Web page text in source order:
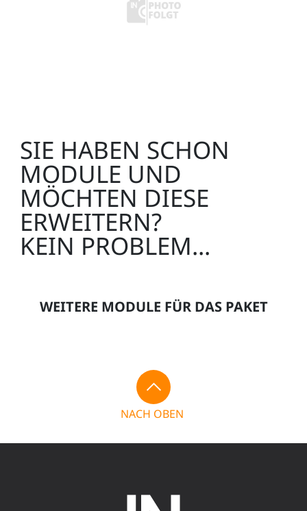
SIE HABEN SCHON
MODULE UND
MÖCHTEN DIESE
ERWEITERN?
KEIN PROBLEM...
WEITERE MODULE FÜR DAS PAKET
NACH OBEN